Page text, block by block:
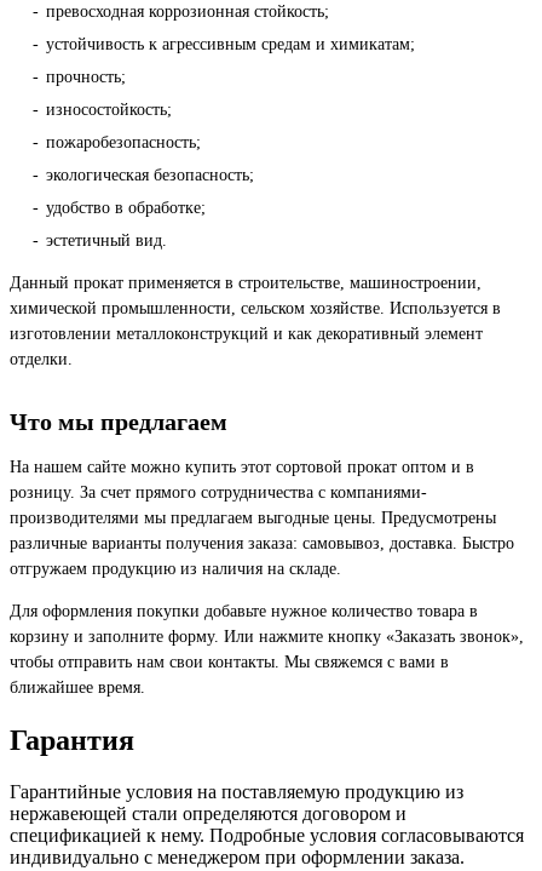
превосходная коррозионная стойкость;
устойчивость к агрессивным средам и химикатам;
прочность;
износостойкость;
пожаробезопасность;
экологическая безопасность;
удобство в обработке;
эстетичный вид.
Данный прокат применяется в строительстве, машиностроении,
химической промышленности, сельском хозяйстве. Используется в
изготовлении металлоконструкций и как декоративный элемент
отделки.
Что мы предлагаем
На нашем сайте можно купить этот сортовой прокат оптом и в
розницу. За счет прямого сотрудничества с компаниями-
производителями мы предлагаем выгодные цены. Предусмотрены
различные варианты получения заказа: самовывоз, доставка. Быстро
отгружаем продукцию из наличия на складе.
Для оформления покупки добавьте нужное количество товара в
корзину и заполните форму. Или нажмите кнопку «Заказать звонок»,
чтобы отправить нам свои контакты. Мы свяжемся с вами в
ближайшее время.
Гарантия
Гарантийные условия на поставляемую продукцию из
нержавеющей стали определяются договором и
спецификацией к нему. Подробные условия согласовываются
индивидуально с менеджером при оформлении заказа.